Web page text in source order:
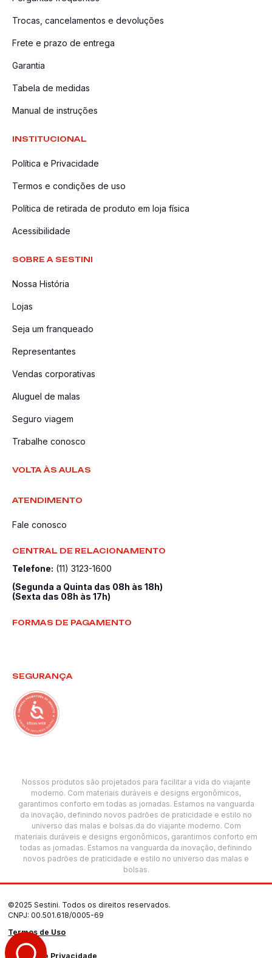
Trocas, cancelamentos e devoluções
Frete e prazo de entrega
Garantia
Tabela de medidas
Manual de instruções
INSTITUCIONAL
Política e Privacidade
Termos e condições de uso
Política de retirada de produto em loja física
Acessibilidade
SOBRE A SESTINI
Nossa História
Lojas
Seja um franqueado
Representantes
Vendas corporativas
Aluguel de malas
Seguro viagem
Trabalhe conosco
VOLTA ÀS AULAS
ATENDIMENTO
Fale conosco
CENTRAL DE RELACIONAMENTO
Telefone: (11) 3123-1600
(Segunda a Quinta das 08h às 18h)
(Sexta das 08h às 17h)
FORMAS DE PAGAMENTO
SEGURANÇA
Nossos produtos são projetados para facilitar a vida do viajante
moderno. Com materiais duráveis e designs ergonômicos,
garantimos conforto em todas as jornadas. Estamos na vanguarda
da inovação, definindo novos padrões de praticidade e estilo no
universo das malas e bolsas.da do viajante moderno. Com
materiais duráveis e designs ergonômicos, garantimos conforto em
todas as jornadas. Estamos na vanguarda da inovação, definindo
novos padrões de praticidade e estilo no universo das malas e
bolsas.
©2025 Sestini. Todos os direitos reservados.
CNPJ: 00.501.618/0005-69
Termos de Uso
Política de Privacidade